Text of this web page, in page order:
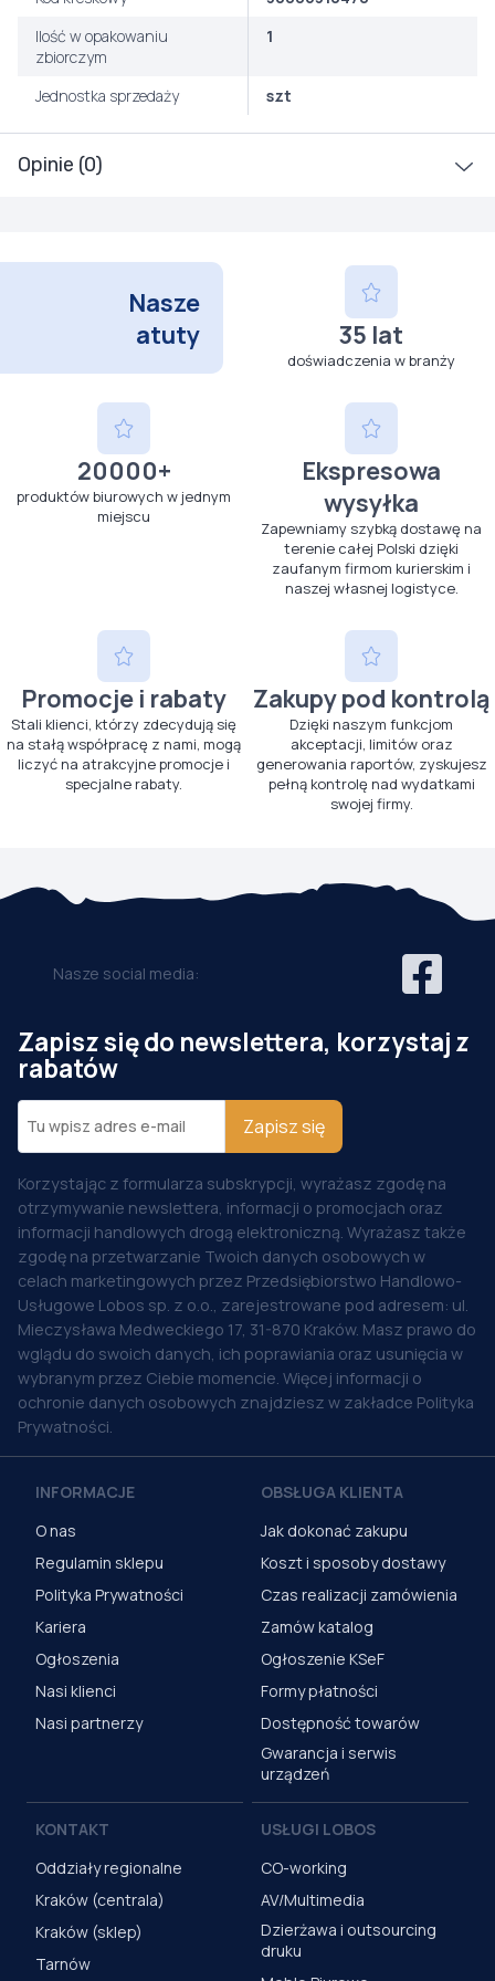
Opinie (0)
Ilość w opakowaniu
zbiorczym
1
Jednostka sprzedaży szt
Nasze
atuty
35 lat
doświadczenia w branży
20000+
produktów biurowych w jednym
miejscu
Ekspresowa
wysyłka
Zapewniamy szybką dostawę na
terenie całej Polski dzięki
zaufanym firmom kurierskim i
naszej własnej logistyce.
Promocje i rabaty
Stali klienci, którzy zdecydują się
na stałą współpracę z nami, mogą
liczyć na atrakcyjne promocje i
specjalne rabaty.
Zakupy pod kontrolą
Dzięki naszym funkcjom
akceptacji, limitów oraz
generowania raportów, zyskujesz
pełną kontrolę nad wydatkami
swojej firmy.
Nasze social media:
Zapisz się do newslettera, korzystaj z
rabatów
Zapisz się
Korzystając z formularza subskrypcji, wyrażasz zgodę na
otrzymywanie newslettera, informacji o promocjach oraz
informacji handlowych drogą elektroniczną. Wyrażasz także
zgodę na przetwarzanie Twoich danych osobowych w
celach marketingowych przez Przedsiębiorstwo Handlowo-
Usługowe Lobos sp. z o.o., zarejestrowane pod adresem: ul.
Mieczysława Medweckiego 17, 31-870 Kraków. Masz prawo do
wglądu do swoich danych, ich poprawiania oraz usunięcia w
wybranym przez Ciebie momencie. Więcej informacji o
ochronie danych osobowych znajdziesz w zakładce Polityka
Prywatności.
INFORMACJE
O nas
Regulamin sklepu
Polityka Prywatności
Kariera
Ogłoszenia
Nasi klienci
Nasi partnerzy
OBSŁUGA KLIENTA
Jak dokonać zakupu
Koszt i sposoby dostawy
Czas realizacji zamówienia
Zamów katalog
Ogłoszenie KSeF
Formy płatności
Dostępność towarów
Gwarancja i serwis
urządzeń
KONTAKT
Oddziały regionalne
Kraków (centrala)
Kraków (sklep)
Tarnów
USŁUGI LOBOS
CO-working
AV/Multimedia
Dzierżawa i outsourcing
druku